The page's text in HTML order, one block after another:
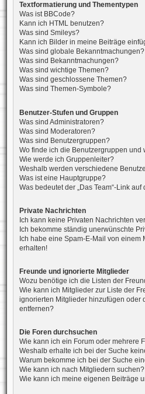
Textformatierung und Thementypen
Was ist BBCode?
Kann ich HTML benutzen?
Was sind Smileys?
Kann ich Bilder in meine Beiträge
Was sind globale Bekanntmachungen?
Was sind Bekanntmachungen?
Was sind wichtige Themen?
Was sind geschlossene Themen?
Was sind Themen-Symbole?
Benutzer-Stufen und Gruppen
Was sind Administratoren?
Was sind Moderatoren?
Was sind Benutzergruppen?
Wo finde ich die Benutzergruppen und
Wie werde ich Gruppenleiter?
Weshalb werden verschiedene
Was ist eine Hauptgruppe?
Was bedeutet der „Das Team“-Link auf
Private Nachrichten
Ich kann keine Privaten Nachrichten
Ich bekomme ständig unerwünschte
Ich habe eine Spam-E-Mail von einem
erhalten!
Freunde und ignorierte Mitglieder
Wozu benötige ich die Listen der
Wie kann ich Mitglieder zur Liste der
ignorierten Mitglieder hinzufügen oder
entfernen?
Die Foren durchsuchen
Wie kann ich ein Forum oder mehrere
Weshalb erhalte ich bei der Suche
Warum bekomme ich bei der Suche
Wie kann ich nach Mitgliedern suchen?
Wie kann ich meine eigenen Beiträge